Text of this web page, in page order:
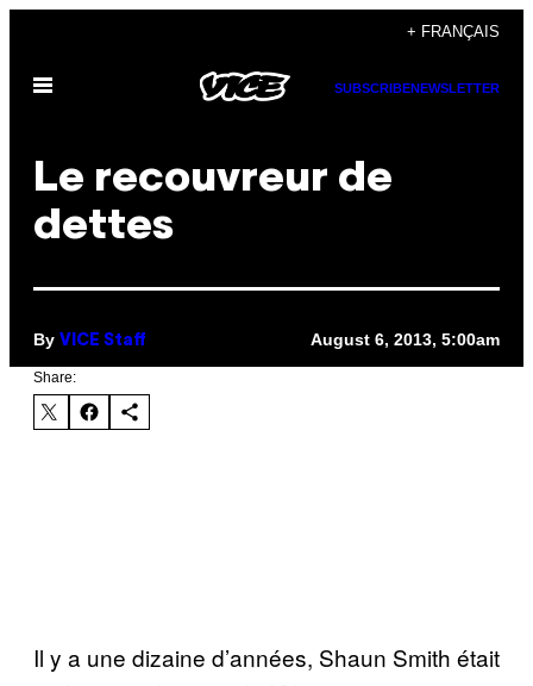
content
+ FRANÇAIS
Open
SUBSCRIBENEWSLETTER
Le recouvreur de
dettes
By VICE Staff August 6, 2013, 5:00am
Share:
Il y a une dizaine d’années, Shaun Smith était